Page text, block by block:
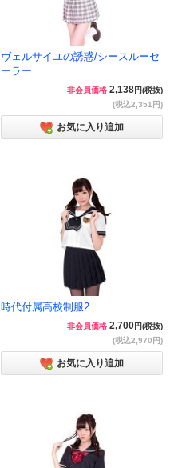
ヴェルサイユの誘惑/シースルーセ
ーラー
非会員価格 2,138円(税抜)
(税込2,351円)
お気に入り追加
時代付属高校制服2
非会員価格 2,700円(税抜)
(税込2,970円)
お気に入り追加